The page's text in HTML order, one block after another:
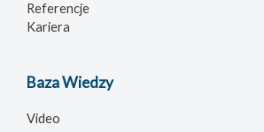
Referencje
Kariera
Baza Wiedzy
Video